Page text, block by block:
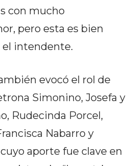
con mucho
pero esta es bien
el intendente.
evocó el rol de
Simonino, Josefa y
Rudecinda Porcel,
Nabarro y
aporte fue clave en